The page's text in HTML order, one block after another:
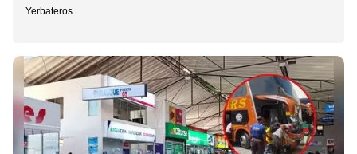
Yerbateros